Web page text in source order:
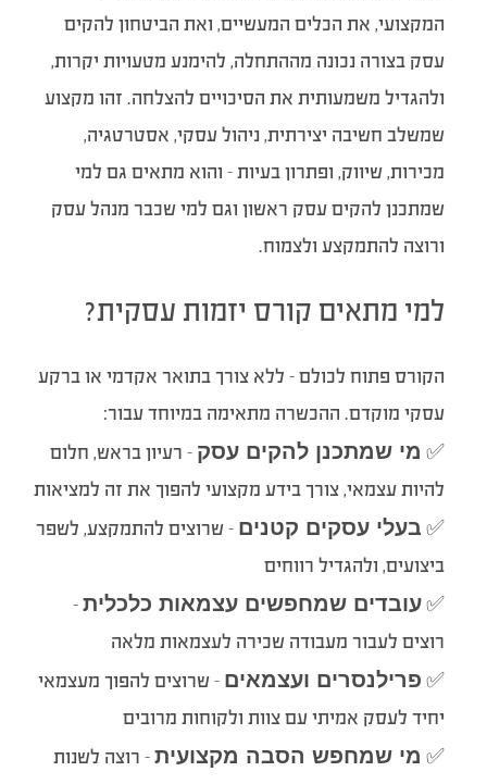
המקצועי, את הכלים המעשיים, ואת הביטחון להקים
עסק בצורה נכונה מההתחלה, להימנע מטעויות יקרות,
ולהגדיל משמעותית את הסיכויים להצלחה. זהו מקצוע
שמשלב חשיבה יצירתית, ניהול עסקי, אסטרטגיה,
מכירות, שיווק, ופתרון בעיות – והוא מתאים גם למי
שמתכנן להקים עסק ראשון וגם למי שכבר מנהל עסק
ורוצה להתמקצע ולצמוח.
למי מתאים קורס יזמות עסקית?
הקורס פתוח לכולם – ללא צורך בתואר אקדמי או ברקע
עסקי מוקדם. ההכשרה מתאימה במיוחד עבור:
✅ מי שמתכנן להקים עסק – רעיון בראש, חלום
להיות עצמאי, צורך בידע מקצועי להפוך את זה למציאות
✅ בעלי עסקים קטנים – שרוצים להתמקצע, לשפר
ביצועים, ולהגדיל רווחים
✅עובדים שמחפשים עצמאות כלכלית–
רוצים לעבור מעבודה שכירה לעצמאות מלאה
✅ פרילנסרים ועצמאים – שרוצים להפוך מעצמאי
יחיד לעסק אמיתי עם צוות ולקוחות מרובים
✅ מי שמחפש הסבה מקצועית– רוצה לשנות